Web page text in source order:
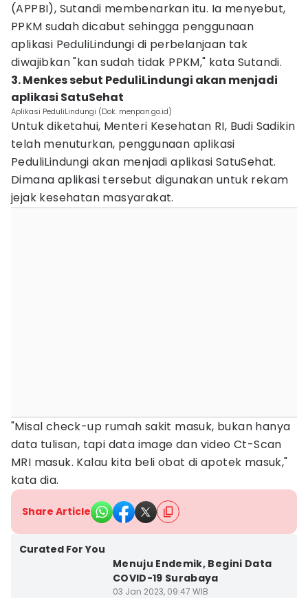
(APPBI), Sutandi membenarkan itu. Ia menyebut,
PPKM sudah dicabut sehingga penggunaan
aplikasi PeduliLindungi di perbelanjaan tak
diwajibkan "kan sudah tidak PPKM," kata Sutandi.
3. Menkes sebut PeduliLindungi akan menjadi
aplikasi SatuSehat
Aplikasi PeduliLindungi (Dok. menpan.go.id)
Untuk diketahui, Menteri Kesehatan RI, Budi Sadikin
telah menuturkan, penggunaan aplikasi
PeduliLindungi akan menjadi aplikasi SatuSehat.
Dimana aplikasi tersebut digunakan untuk rekam
jejak kesehatan masyarakat.
"Misal check-up rumah sakit masuk, bukan hanya
data tulisan, tapi data image dan video Ct-Scan
MRI masuk. Kalau kita beli obat di apotek masuk,"
kata dia.
Share Article
Curated For You
Menuju Endemik, Begini Data
COVID-19 Surabaya
03 Jan 2023, 09:47 WIB